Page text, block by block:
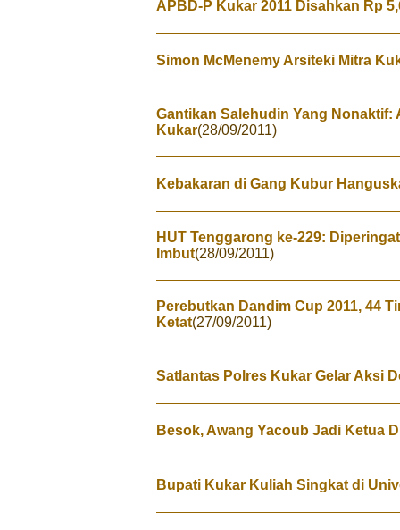
APBD-P Kukar 2011 Disahkan Rp
Simon McMenemy Arsiteki Mitra
Gantikan Salehudin Yang Nonaktif:
Kukar(28/09/2011)
Kebakaran di Gang Kubur
HUT Tenggarong ke-229:
Imbut(28/09/2011)
Perebutkan Dandim Cup 2011, 44
Ketat(27/09/2011)
Satlantas Polres Kukar Gelar Aksi
Besok, Awang Yacoub Jadi Ketua
Bupati Kukar Kuliah Singkat di